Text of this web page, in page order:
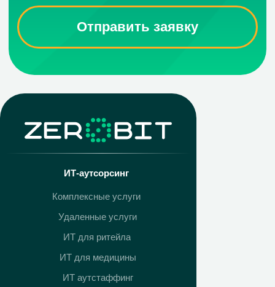
ИТ аутстаффинг
ИТ для медицины
ИТ для ритейла
Удаленные услуги
Комплексные услуги
ИТ-аутсорсинг